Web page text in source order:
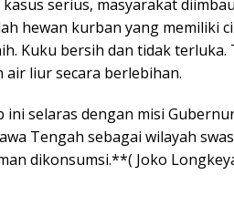
serius, masyarakat
hewan kurban yang memiliki
Kuku bersih dan tidak terluka.
air liur secara berlebihan.
ini selaras dengan misi
Tengah sebagai wilayah
dikonsumsi.**( Joko